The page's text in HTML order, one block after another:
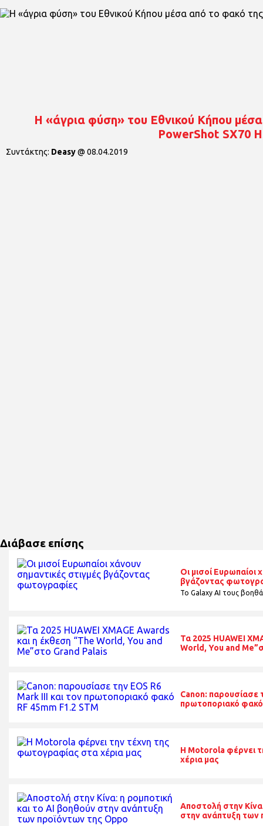
Η «άγρια φύση» του Εθνικού Κήπου
PowerShot SX70
Συντάκτης: Deasy@ 08.04.2019
Διάβασε επίσης
Οι μισοί Ευρωπαίοι
βγάζοντας
Το Galaxy AI τους
Τα 2025 HUAWEI
World, You and
Canon: παρουσίασε
πρωτοποριακό φακό
H Motorola φέρνει
χέρια μας
Αποστολή στην
στην ανάπτυξη των